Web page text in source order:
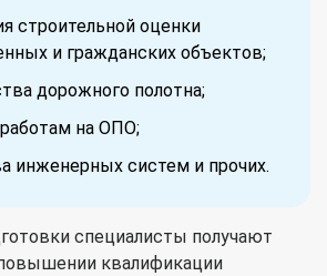
строительной оценки
и гражданских объектов;
дорожного полотна;
на ОПО;
инженерных систем и прочих.
специалисты получают
квалификации